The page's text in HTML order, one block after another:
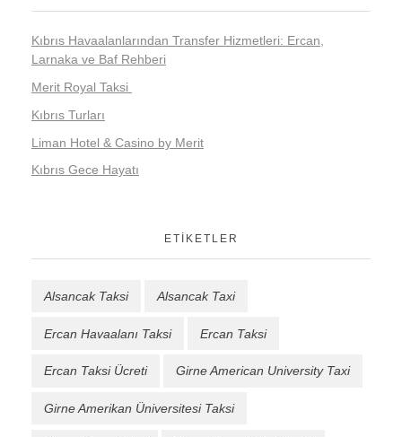
Kıbrıs Havaalanlarından Transfer Hizmetleri: Ercan,
Larnaka ve Baf Rehberi
Merit Royal Taksi
Kıbrıs Turları
Liman Hotel & Casino by Merit
Kıbrıs Gece Hayatı
ETIKETLER
Alsancak Taksi Alsancak Taxi
Ercan Havaalanı Taksi Ercan Taksi
Ercan Taksi Ücreti Girne American University Taxi
Girne Amerikan Üniversitesi Taksi